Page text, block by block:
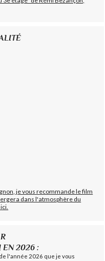
je vous recommande le film
dans l'atmosphère du
EN 2026 :
l'année 2026 que je vous